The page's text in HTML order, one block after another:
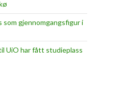
som gjennomgangsfigur i
UiO har fått studieplass